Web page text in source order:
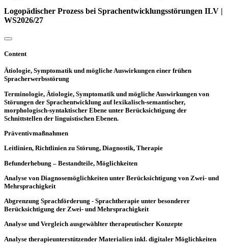
Logopädischer Prozess bei Sprachentwicklungsstörungen ILV |
WS2026/27
Content
Ätiologie, Symptomatik und mögliche Auswirkungen einer frühen
Spracherwerbsstörung
Terminologie, Ätiologie, Symptomatik und mögliche Auswirkungen von
Störungen der Sprachentwicklung auf lexikalisch-semantischer,
morphologisch-syntaktischer Ebene unter Berücksichtigung der
Schnittstellen der linguistischen Ebenen.
Präventivmaßnahmen
Leitlinien, Richtlinien zu Störung, Diagnostik, Therapie
Befunderhebung – Bestandteile, Möglichkeiten
Analyse von Diagnosemöglichkeiten unter Berücksichtigung von Zwei- und
Mehrsprachigkeit
Abgrenzung Sprachförderung - Sprachtherapie unter besonderer
Berücksichtigung der Zwei- und Mehrsprachigkeit
Analyse und Vergleich ausgewählter therapeutischer Konzepte
Analyse therapieunterstützender Materialien inkl. digitaler Möglichkeiten